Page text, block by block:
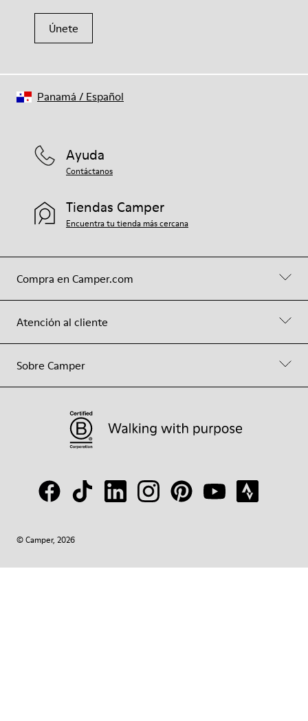
Únete
Compra en Camper.com
Atención al cliente
Sobre Camper
Ayuda
Contáctanos
Tiendas Camper
Encuentra tu tienda más cercana
© Camper, 2026
Panamá / Español